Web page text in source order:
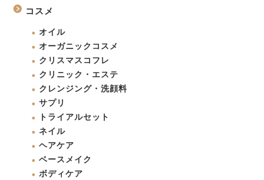
コスメ
オイル
オーガニックコスメ
クリスマスコフレ
クリニック・エステ
クレンジング・洗顔料
サプリ
トライアルセット
ネイル
ヘアケア
ベースメイク
ボディケア